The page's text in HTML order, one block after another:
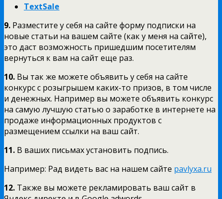
TextSale
9. Разместите у себя на сайте форму подписки на
новые статьи на вашем сайте (как у меня на сайте),
это даст возможность пришедшим посетителям
вернуться к вам на сайт еще раз.
10. Вы так же можете объявить у себя на сайте
конкурс с розыгрышем каких-то призов, в том числе
и денежных. Например вы можете объявить конкурс
на самую лучшую статью о заработке в интернете на
продаже информационных продуктов с
размещением ссылки на ваш сайт.
11. В ваших письмах установить подпись.
Например: Рад видеть вас на нашем сайте pavlyxa.ru
12. Также вы можете рекламировать ваш сайт в